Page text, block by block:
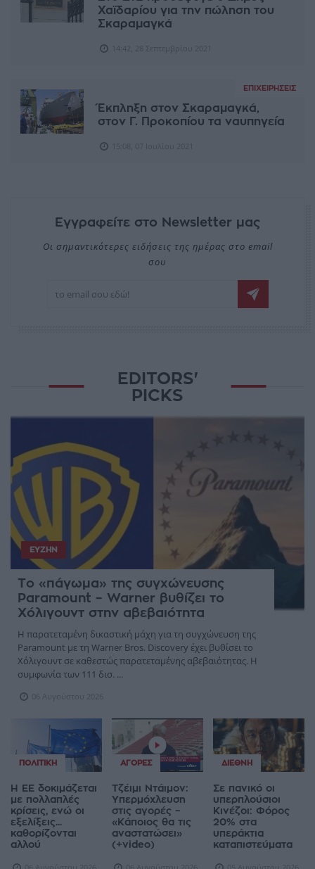
Χαϊδαρίου για την πώληση του
Σκαραμαγκά
ΕΠΙΧΕΙΡΉΣΕΙΣ
Έκπληξη στον Σκαραμαγκά,
στον Γ. Προκοπίου τα ναυπηγεία
Εγγραφείτε στο Newsletter μας
Οι σημαντικότερες ειδήσεις της ημέρας στο email
σου
EDITORS'
PICKS
ΕΥΖΗΝ
Το «πάγωμα» της συγχώνευσης
Paramount – Warner βυθίζει το
Χόλιγουντ στην αβεβαιότητα
Η παρατεταμένη δικαστική μάχη για τη συγχώνευση της
Paramount με τη Warner Bros. Discovery έχει βυθίσει το
Χόλιγουντ σε καθεστώς παρατεταμένης αβεβαιότητας. Η
συμφωνία των 111 δισ. ...
06 Αυγούστου 2026
ΠΟΛΙΤΙΚΉ
Η ΕΕ δοκιμάζεται
με πολλαπλές
κρίσεις, ενώ οι
εξελίξεις...
καθορίζονται
αλλού
ΑΓΟΡΈΣ
Τζέιμι Ντάιμον:
Υπερμόχλευση
στις αγορές –
«Κάποιος θα τις
αναστατώσει»
(+video)
ΔΙΕΘΝΉ
Σε πανικό οι
υπερπλούσιοι
Κινέζοι: Φόρος
20% στα
υπεράκτια
καταπιστεύματα